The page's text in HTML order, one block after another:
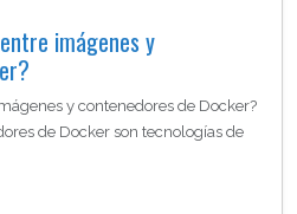
imágenes y
y contenedores de Docker?
de Docker son tecnologías de